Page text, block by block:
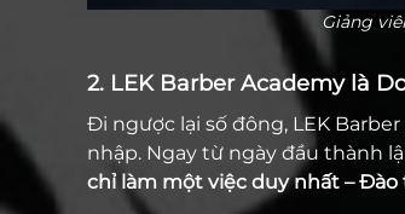
Giảng
2. LEK Barber Academy là
Đi ngược lại số đông, LEK
nhập. Ngay từ ngày đầu thành
chỉ làm một việc duy nhất –